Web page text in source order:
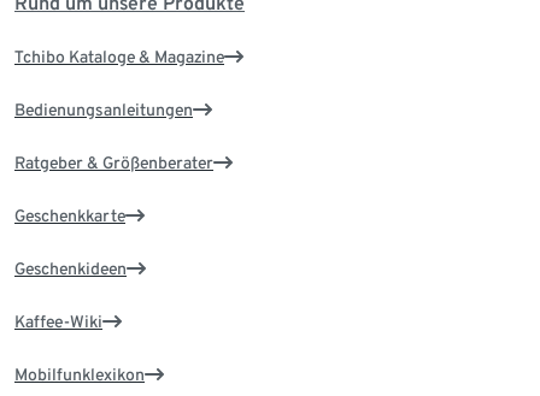
Tchibo Kataloge & Magazine
Bedienungsanleitungen
Ratgeber & Größenberater
Geschenkkarte
Geschenkideen
Kaffee-Wiki
Mobilfunklexikon